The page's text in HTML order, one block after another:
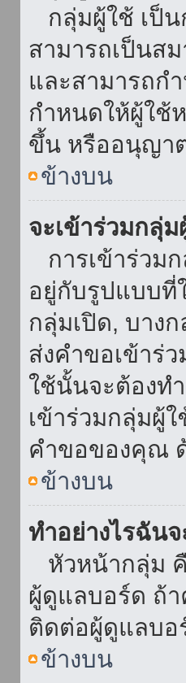
กลุ่มผู้ใช้ เป็น
สามารถเป็นส
และสามารถก
กำหนดให้ผู้ใช้
ขึ้น หรืออนุญา
ข้างบน
จะเข้าร่วมกลุ่ม
การเข้าร่วม
อยู่กับรูปแบบที่
กลุ่มเปิด, บาง
ส่งคำขอเข้าร่
ใช้นั้นจะต้องท
เข้าร่วมกลุ่มผู้
คำขอของคุณ
ข้างบน
ทำอย่างไรฉัน
หัวหน้ากลุ่ม คื
ผู้ดูแลบอร์ด ถ้
ติดต่อผู้ดูแลบอ
ข้างบน